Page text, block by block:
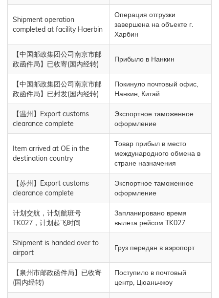
Shipment operation
completed at facility Haerbin
Операция отгрузки
завершена на объекте г.
Харбин
【中国邮政集团公司南京市邮
政函件局】已收寄(国内经转)
Прибыло в Нанкин
【中国邮政集团公司南京市邮
政函件局】已封发(国内经转)
Покинуло почтовый офис,
Нанкин, Китай
【温州】Export customs
clearance complete
Экспортное таможенное
оформление
Item arrived at OE in the
destination country
Товар прибыл в место
международного обмена в
стране назначения
【苏州】Export customs
clearance complete
Экспортное таможенное
оформление
计划交航，计划航班号
TK027，计划起飞时间
Запланировано время
вылета рейсом TK027
Shipment is handed over to
airport
Груз передан в аэропорт
【泉州市邮政函件局】已收寄
(国内经转)
Поступило в почтовый
центр, Цюаньчжоу